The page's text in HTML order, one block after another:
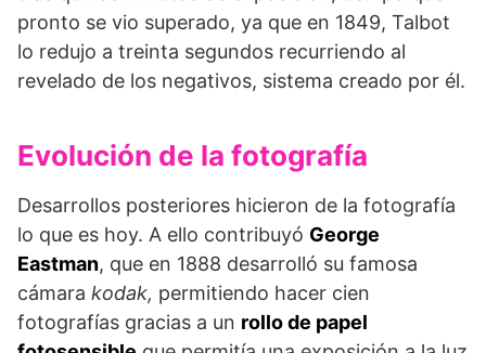
pronto se vio superado, ya que en 1849, Talbot
lo redujo a treinta segundos recurriendo al
revelado de los negativos, sistema creado por él.
Evolución de la fotografía
Desarrollos posteriores hicieron de la fotografía
lo que es hoy. A ello contribuyó George
Eastman, que en 1888 desarrolló su famosa
cámara kodak, permitiendo hacer cien
fotografías gracias a un rollo de papel